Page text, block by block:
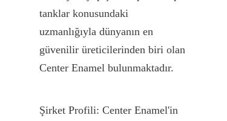
tanklar konusundaki
uzmanlığıyla dünyanın en
güvenilir üreticilerinden biri olan
Center Enamel bulunmaktadır.
Şirket Profili: Center Enamel'in